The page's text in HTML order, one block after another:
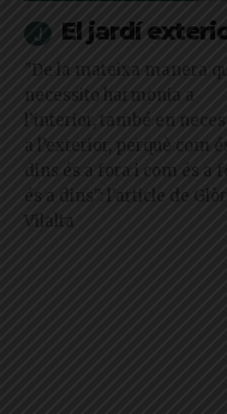
El jardí
"De la mateixa manera
necessito harmonia a
l’interior, també en
a l’exterior, perquè com
dins és a fora i com és a
és a dins": l'article de
Vilalta